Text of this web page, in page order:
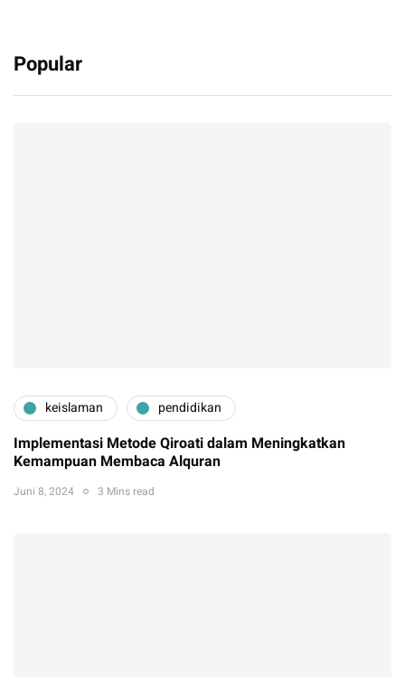
Popular
keislaman pendidikan
Implementasi Metode Qiroati dalam Meningkatkan
Kemampuan Membaca Alquran
Juni 8, 2024 3 Mins read